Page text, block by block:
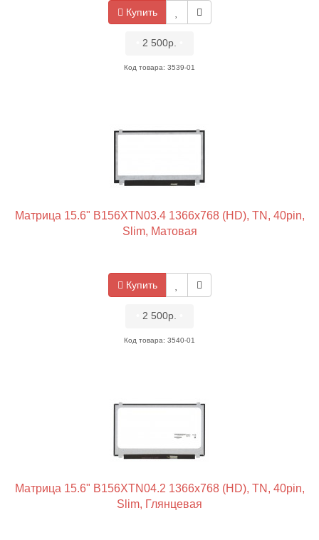
Купить
2 500р.
Код товара: 3539-01
Матрица 15.6" B156XTN03.4 1366x768 (HD), TN, 40pin,
Slim, Матовая
Купить
2 500р.
Код товара: 3540-01
Матрица 15.6" B156XTN04.2 1366x768 (HD), TN, 40pin,
Slim, Глянцевая